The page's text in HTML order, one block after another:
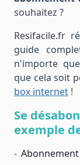
souhaitez ?
Resifacile.fr
guide
n'importe
que cela soit
box internet !
Se
exemple